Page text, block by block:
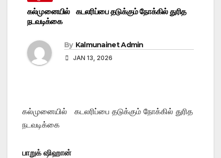
கல்முனையில் கடலரிப்பை தடுக்கும் நோக்கில் துரித
நடவடிக்கை
By Kalmunainet Admin
JAN 13, 2026
கல்முனையில் கடலரிப்பை தடுக்கும் நோக்கில் துரித
நடவடிக்கை
பாறுக் ஷிஹான்